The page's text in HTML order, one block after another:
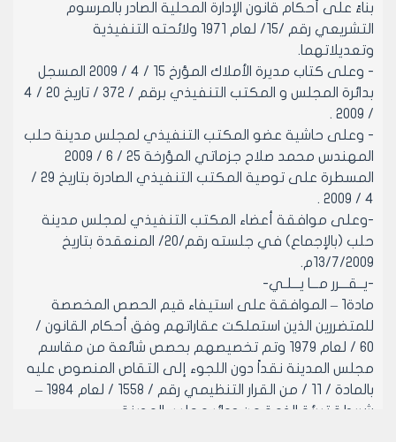
بناءً على أحكام قانون الإدارة المحلية الصادر بالمرسوم
التشريعي رقم /15/ لعام 1971 ولائحته التنفيذية
وتعديلاتهما.
- وعلى كتاب مديرة الأملاك المؤرخ 15 / 4 / 2009 المسجل
بدائرة المجلس و المكتب التنفيذي برقم / 372 / تاريخ 20 / 4
/ 2009 .
- وعلى حاشية عضو المكتب التنفيذي لمجلس مدينة حلب
المهندس محمد صلاح جزماتي المؤرخة 25 / 6 / 2009
المسطرة على توصية المكتب التنفيذي الصادرة بتاريخ 29 /
4 / 2009 .
-وعلى موافقة أعضاء المكتب التنفيذي لمجلس مدينة
حلب (بالإجماع) في جلسته رقم/20/ المنعقدة بتاريخ
13/7/2009م.
-يــقـــرر مـــا يـــلـي-
مادة1 – الموافقة على استيفاء قيم الحصص المخصصة
للمتضررين الذين استملكت عقاراتهم وفق أحكام القانون /
60 / لعام 1979 وتم تخصيصهم بحصص شائعة من مقاسم
مجلس المدينة نقداً دون اللجوء إلى التقاص المنصوص عليه
بالمادة / 11 / من القرار التنظيمي رقم / 1558 / لعام 1984 –
شريطة تبرئة الذمة من دوائر مجلس المدينة.